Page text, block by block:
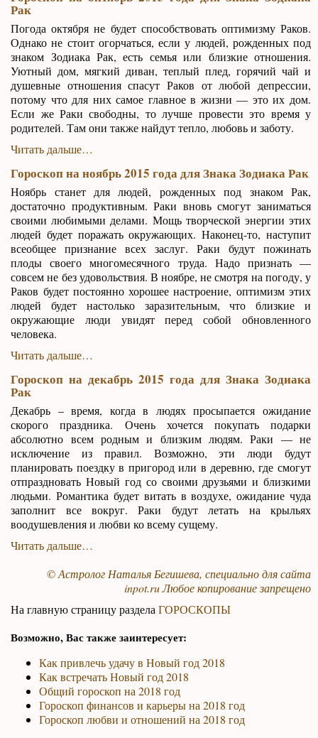
Рак
Погода октября не будет способствовать оптимизму Раков.
Однако не стоит огорчаться, если у людей, рожденных под
знаком Зодиака Рак, есть семья или близкие отношения.
Уютный дом, мягкий диван, теплый плед, горячий чай и
душевные отношения спасут Раков от любой депрессии,
потому что для них самое главное в жизни — это их дом.
Если же Раки свободны, то лучше провести это время у
родителей. Там они также найдут тепло, любовь и заботу.
Читать дальше…
Гороскоп на ноябрь 2015 года для Знака Зодиака Рак
Ноябрь станет для людей, рожденных под знаком Рак,
достаточно продуктивным. Раки вновь смогут заниматься
своими любимыми делами. Мощь творческой энергии этих
людей будет поражать окружающих. Наконец-то, наступит
всеобщее признание всех заслуг. Раки будут пожинать
плоды своего многомесячного труда. Надо признать —
совсем не без удовольствия. В ноябре, не смотря на погоду, у
Раков будет постоянно хорошее настроение, оптимизм этих
людей будет настолько заразительным, что близкие и
окружающие люди увидят перед собой обновленного
человека.
Читать дальше…
Гороскоп на декабрь 2015 года для Знака Зодиака
Рак
Декабрь – время, когда в людях просыпается ожидание
скорого праздника. Очень хочется покупать подарки
абсолютно всем родным и близким людям. Раки — не
исключение из правил. Возможно, эти люди будут
планировать поездку в пригород или в деревню, где смогут
отпраздновать Новый год со своими друзьями и близкими
людьми. Романтика будет витать в воздухе, ожидание чуда
заполнит все вокруг. Раки будут летать на крыльях
воодушевления и любви ко всему сущему.
Читать дальше…
© Астролог Наталья Бегишева, специально для сайта
inpot.ruЛюбое копирование запрещено
На главную страницу разделаГОРОСКОПЫ
Возможно, Вас также заинтересует:
Как привлечь удачу в Новый год 2018
Как встречать Новый год 2018
Общий гороскоп на 2018 год
Гороскоп финансов и карьеры на 2018 год
Гороскоп любви и отношений на 2018 год